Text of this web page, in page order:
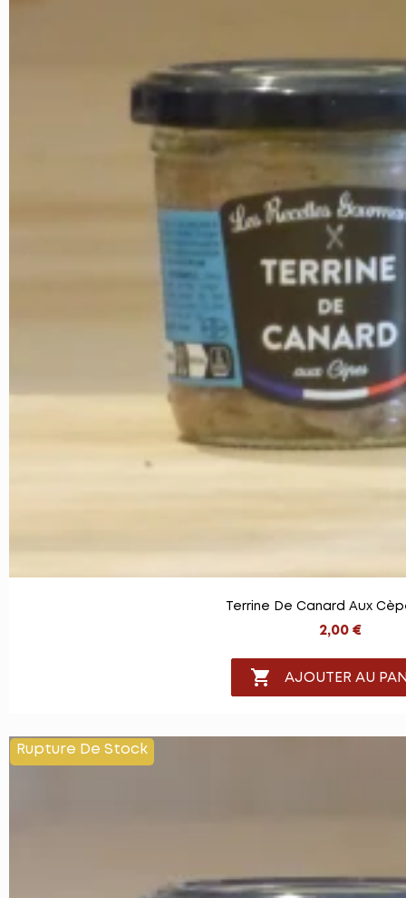
Terrine De Canard Aux
2,00 €
 AJOUTER AU
Rupture De Stock